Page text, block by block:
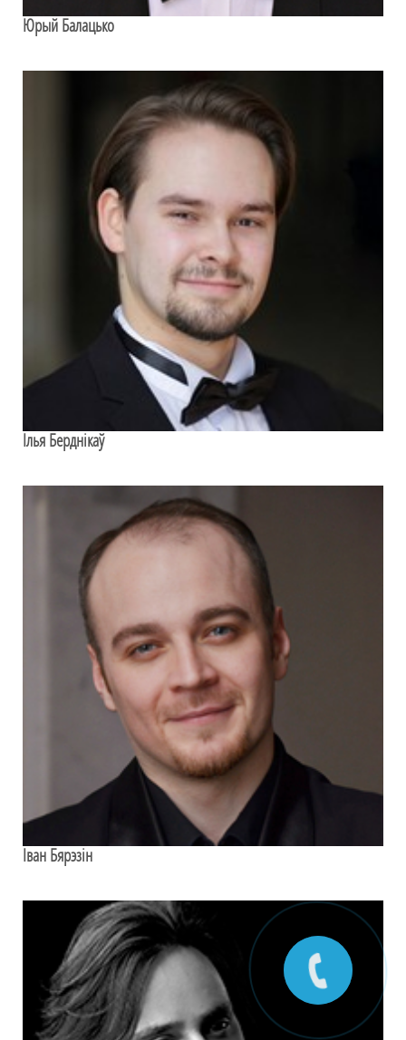
Юрый Балацько
Ілья Берднікаў
Іван Бярэзін